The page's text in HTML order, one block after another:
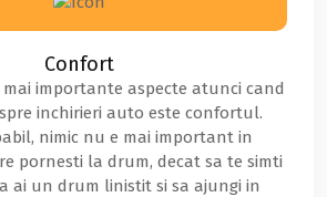
Confort
importante aspecte atunci cand
inchirieri auto este confortul.
nimic nu e mai important in
pornesti la drum, decat sa te simti
ai un drum linistit si sa ajungi in